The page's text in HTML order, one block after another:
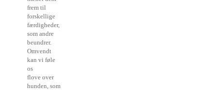
frem til
forskellige
færdigheder,
som andre
beundrer.
Omvendt
kan vi føle
os
flove over
hunden, som